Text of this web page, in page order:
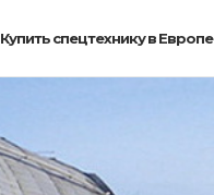
Купить спецтехнику в Европе